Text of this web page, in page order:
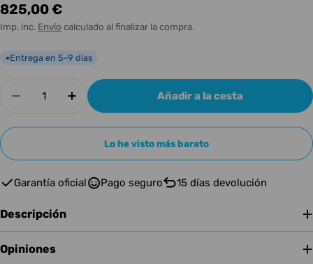
Precio
habitual
825,00 €
Imp. inc. Envío calculado al finalizar la compra.
●Entrega en 5-9 días
Disminuir cantidad para FENDER PLAYER II
Aumentar cantidad para FENDER
Añadir a la cesta
Lo he visto más barato
Garantía oficial Pago seguro 15 días devolución
Descripción
Opiniones